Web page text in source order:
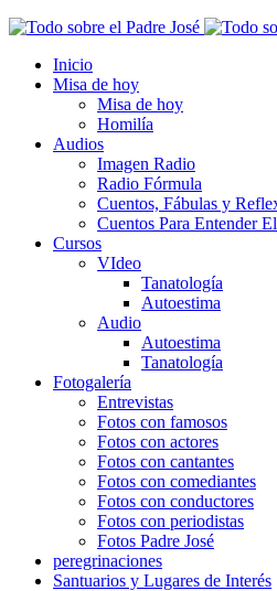
Inicio
Misa de hoy
Misa de hoy
Homilía
Audios
Imagen Radio
Radio Fórmula
Cuentos, Fábulas y
Cuentos Para Entender
Cursos
VIdeo
Tanatología
Autoestima
Audio
Autoestima
Tanatología
Fotogalería
Entrevistas
Fotos con famosos
Fotos con actores
Fotos con cantantes
Fotos con comediantes
Fotos con conductores
Fotos con periodistas
Fotos Padre José
peregrinaciones
Santuarios y Lugares de Interés